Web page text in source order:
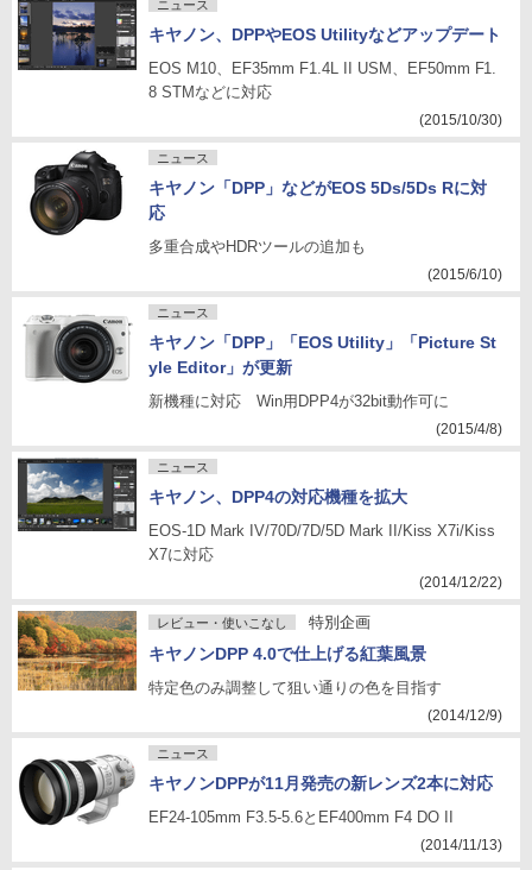
ニュース
キヤノン、DPPやEOS Utilityなどアップデート
EOS M10、EF35mm F1.4L II USM、EF50mm F1.
8 STMなどに対応
(2015/10/30)
ニュース
キヤノン「DPP」などがEOS 5Ds/5Ds Rに対
応
多重合成やHDRツールの追加も
(2015/6/10)
ニュース
キヤノン「DPP」「EOS Utility」「Picture St
yle Editor」が更新
新機種に対応 Win用DPP4が32bit動作可に
(2015/4/8)
ニュース
キヤノン、DPP4の対応機種を拡大
EOS-1D Mark IV/70D/7D/5D Mark II/Kiss X7i/Kiss
X7に対応
(2014/12/22)
レビュー・使いこなし 特別企画
キヤノンDPP 4.0で仕上げる紅葉風景
特定色のみ調整して狙い通りの色を目指す
(2014/12/9)
ニュース
キヤノンDPPが11月発売の新レンズ2本に対応
EF24-105mm F3.5-5.6とEF400mm F4 DO II
(2014/11/13)